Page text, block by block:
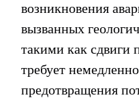
возникновения
вызванных
такими как сдвиги
требует
предотвращения